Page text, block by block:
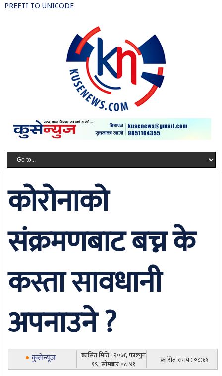
PREETI TO UNICODE
कोरोनाको
संक्रमणबाट बच्न के
कस्ता सावधानी
अपनाउने ?
कुसेन्यूज
प्रकासित मिति : २०७६ फाल्गुन
१९, सोमबार ०८:४१
प्रकासित समय : ०८:४१